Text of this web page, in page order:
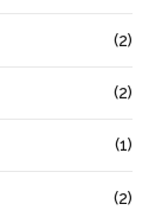
(2)
(2)
(1)
(2)